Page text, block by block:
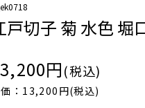
戸切子 菊 水色 堀
円(税込)
：13,200円(税込)